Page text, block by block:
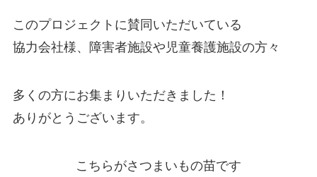
このプロジェクトに賛同いただいている
協力会社様、障害者施設や児童養護施設の方々
多くの方にお集まりいただきました！
ありがとうございます。
こちらがさつまいもの苗です